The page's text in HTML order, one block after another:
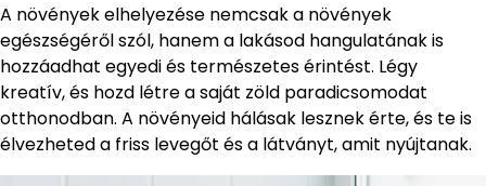
A növények elhelyezése nemcsak a növények
egészségéről szól, hanem a lakásod hangulatának is
hozzáadhat egyedi és természetes érintést. Légy
kreatív, és hozd létre a saját zöld paradicsomodat
otthonodban. A növényeid hálásak lesznek érte, és te is
élvezheted a friss levegőt és a látványt, amit nyújtanak.